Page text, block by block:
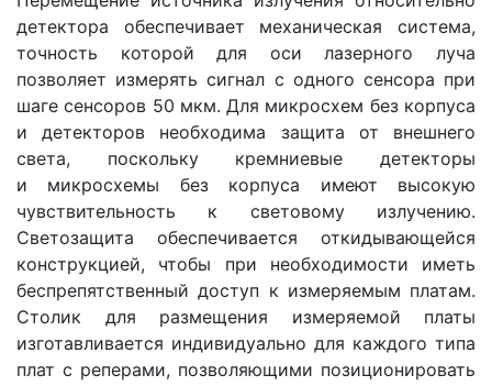
детектора обеспечивает механическая система,
точность которой для оси лазерного луча
позволяет измерять сигнал с одного сенсора при
шаге сенсоров 50 мкм. Для микросхем без корпуса
и детекторов необходима защита от внешнего
света, поскольку кремниевые детекторы
и микросхемы без корпуса имеют высокую
чувствительность к световому излучению.
Светозащита обеспечивается откидывающейся
конструкцией, чтобы при необходимости иметь
беспрепятственный доступ к измеряемым платам.
Столик для размещения измеряемой платы
изготавливается индивидуально для каждого типа
плат с реперами, позволяющими позиционировать